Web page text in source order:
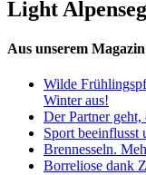
Light
Aus unserem
Wilde
Winter aus!
Der Partner
Sport beeinflusst
Brennesseln.
Borreliose dank